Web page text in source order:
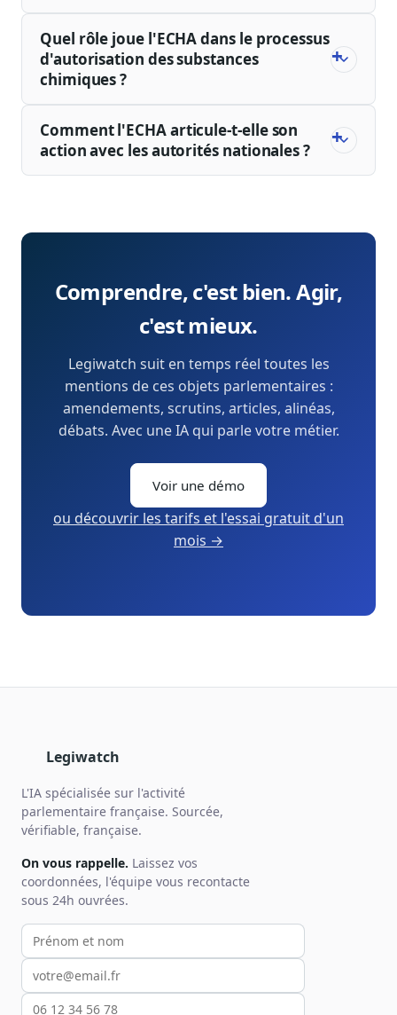
Quel rôle joue l'ECHA dans le processus
d'autorisation des substances
chimiques ?
Comment l'ECHA articule-t-elle son
action avec les autorités nationales ?
Comprendre, c'est bien. Agir,
c'est mieux.
Legiwatch suit en temps réel toutes les
mentions de ces objets parlementaires :
amendements, scrutins, articles, alinéas,
débats. Avec une IA qui parle votre métier.
Voir une démo
ou découvrir les tarifs et l'essai gratuit d'un
mois →
Legiwatch
L'IA spécialisée sur l'activité
parlementaire française. Sourcée,
vérifiable, française.
On vous rappelle. Laissez vos
coordonnées, l'équipe vous recontacte
sous 24h ouvrées.
Votre prénom et nom
Votre email
Votre téléphone